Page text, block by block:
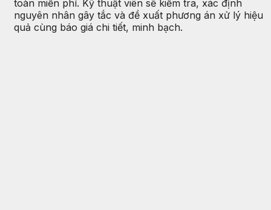
toàn miễn phí. Kỹ thuật viên sẽ kiểm tra, xác định
nguyên nhân gây tắc và đề xuất phương án xử lý hiệu
quả cùng báo giá chi tiết, minh bạch.